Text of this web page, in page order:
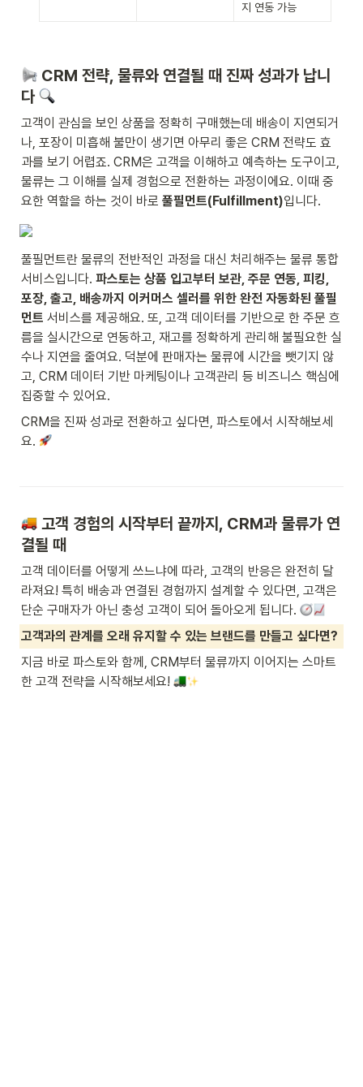
지 연동 가능
CRM 전략, 물류와 연결될 때 진짜 성과가 납니
다
고객이 관심을 보인 상품을 정확히 구매했는데 배송이 지연되거
나, 포장이 미흡해 불만이 생기면 아무리 좋은 CRM 전략도 효
과를 보기 어렵죠. CRM은 고객을 이해하고 예측하는 도구이고,
물류는 그 이해를 실제 경험으로 전환하는 과정이에요. 이때 중
요한 역할을 하는 것이 바로 풀필먼트(Fulfillment)입니다.
풀필먼트란 물류의 전반적인 과정을 대신 처리해주는 물류 통합
서비스입니다. 파스토는 상품 입고부터 보관, 주문 연동, 피킹,
포장, 출고, 배송까지 이커머스 셀러를 위한 완전 자동화된 풀필
먼트 서비스를 제공해요. 또, 고객 데이터를 기반으로 한 주문 흐
름을 실시간으로 연동하고, 재고를 정확하게 관리해 불필요한 실
수나 지연을 줄여요. 덕분에 판매자는 물류에 시간을 뺏기지 않
고, CRM 데이터 기반 마케팅이나 고객관리 등 비즈니스 핵심에
집중할 수 있어요.
CRM을 진짜 성과로 전환하고 싶다면, 파스토에서 시작해보세
요.
고객 경험의 시작부터 끝까지, CRM과 물류가 연
결될 때
고객 데이터를 어떻게 쓰느냐에 따라, 고객의 반응은 완전히 달
라져요! 특히 배송과 연결된 경험까지 설계할 수 있다면, 고객은
단순 구매자가 아닌 충성 고객이 되어 돌아오게 됩니다.
고객과의 관계를 오래 유지할 수 있는 브랜드를 만들고 싶다면?
지금 바로 파스토와 함께, CRM부터 물류까지 이어지는 스마트
한 고객 전략을 시작해보세요!